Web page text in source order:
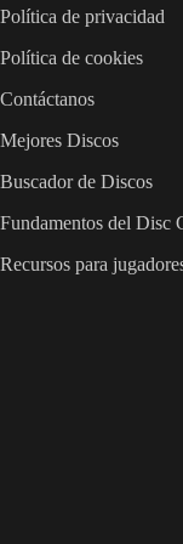
Política de privacidad
Política de cookies
Contáctanos
Mejores Discos
Buscador de Discos
Fundamentos del Disc
Recursos para